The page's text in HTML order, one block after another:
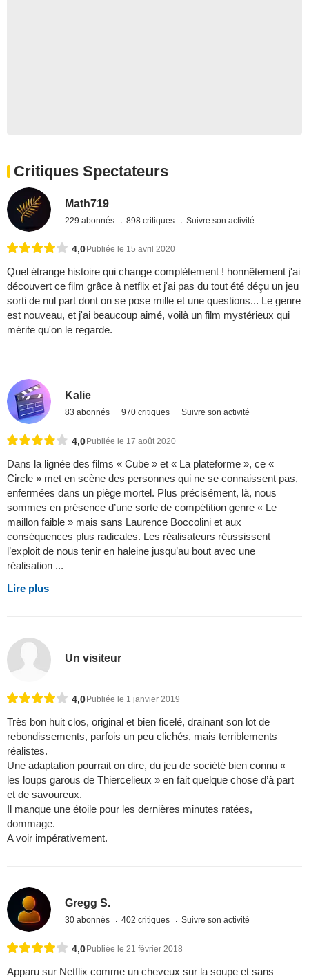
Critiques Spectateurs
Math719
229 abonnés 898 critiques Suivre son activité
4,0 Publiée le 15 avril 2020
Quel étrange histoire qui change complètement ! honnêtement j'ai
découvert ce film grâce à netflix et j'ai pas du tout été déçu un jeu
sorti de nul part dont on se pose mille et une questions... Le genre
est nouveau, et j'ai beaucoup aimé, voilà un film mystérieux qui
mérite qu'on le regarde.
Kalie
83 abonnés 970 critiques Suivre son activité
4,0Publiée le 17 août 2020
Dans la lignée des films « Cube » et « La plateforme », ce «
Circle » met en scène des personnes qui ne se connaissent pas,
enfermées dans un piège mortel. Plus précisément, là, nous
sommes en présence d’une sorte de compétition genre « Le
maillon faible » mais sans Laurence Boccolini et aux
conséquences plus radicales. Les réalisateurs réussissent
l’exploit de nous tenir en haleine jusqu’au bout avec une
réalisation ...
Lire plus
Un visiteur
4,0Publiée le 1 janvier 2019
Très bon huit clos, original et bien ficelé, drainant son lot de
rebondissements, parfois un peu clichés, mais terriblements
réalistes.
Une adaptation pourrait on dire, du jeu de société bien connu «
les loups garous de Thiercelieux » en fait quelque chose d’à part
et de savoureux.
Il manque une étoile pour les dernières minutes ratées,
dommage.
A voir impérativement.
Gregg S.
30 abonnés 402 critiques Suivre son activité
4,0 Publiée le 21 février 2018
Apparu sur Netflix comme un cheveux sur la soupe et sans